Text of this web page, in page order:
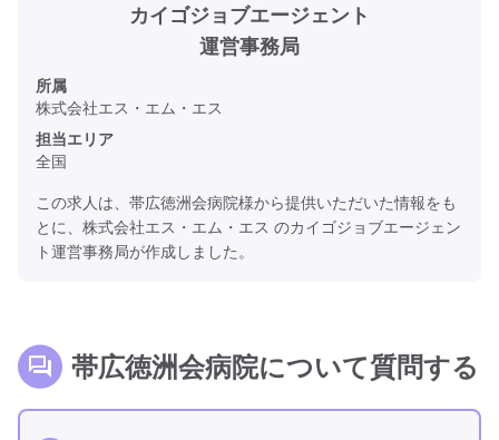
カイゴジョブエージェント
運営事務局
所属
株式会社エス・エム・エス
担当エリア
全国
この求人は、帯広徳洲会病院様から提供いただいた情報をも
とに、株式会社エス・エム・エス のカイゴジョブエージェン
ト運営事務局が作成しました。
帯広徳洲会病院について質問する